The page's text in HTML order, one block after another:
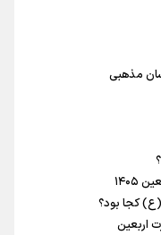
مسابقات پاکستان است نه
را بازداشت کرد
می کنم تا به طلای
برگردیم/ حضور شهاب
پرسپولیس فصل موفقی
را بالا برد/ برای
شکست دهیم
مذهبی
(ع) کجا بود؟
اربعین